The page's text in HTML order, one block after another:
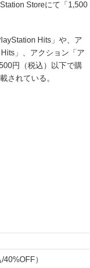
Storeにて「1,500
Hits」や、ア
」、アクション「ア
円（税込）以下で購
されている。
）